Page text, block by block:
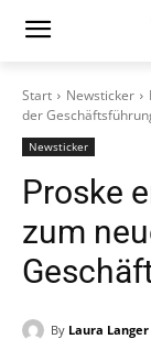
Start Newsticker
der
Newsticker
Proske
zum
By Laura Langer